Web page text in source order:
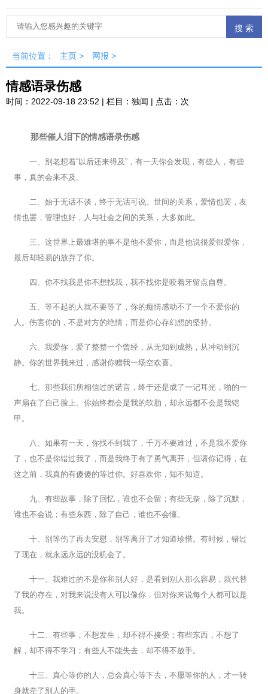
当前位置： 主页 > 网报 >
情感语录伤感
时间：2022-09-18 23:52 | 栏目： 独闻 | 点击： 次
那些催人泪下的情感语录伤感
一、别老想着“以后还来得及”，有一天你会发现，有些人，有些
事，真的会来不及。
二、始于无话不谈，终于无话可说。世间的关系，爱情也罢，友
情也罢，管理也好，人与社会之间的关系，大多如此。
三、这世界上最难堪的事不是他不爱你，而是他说很爱很爱你，
最后却轻易的放弃了你。
四、你不找我是你不想找我，我不找你是咬着牙留点自尊。
五、等不起的人就不要等了，你的痴情感动不了一个不爱你的
人。伤害你的，不是对方的绝情，而是你心存幻想的坚持。
六、我爱你，爱了整整一个曾经，从无知到成熟，从冲动到沉
静。你的世界我来过，感谢你赠我一场空欢喜。
七、那些我们所相信过的诺言，终于还是成了一记耳光，啪的一
声扇在了自己脸上。你始终都会是我的软肋，却永远都不会是我铠
甲。
八、如果有一天，你找不到我了，千万不要难过，不是我不爱你
了，也不是你错过我了，而是我终于有了勇气离开，但请你记得，在
这之前，我真的有傻傻的等过你。好喜欢你，知不知道。
九、有些故事，除了回忆，谁也不会留；有些无奈，除了沉默，
谁也不会说；有些东西，除了自己，谁也不会懂。
十、别等伤了再去安慰，别等离开了才知道珍惜。有时候，错过
了现在，就永远永远的没机会了。
十一、我难过的不是你和别人好，是看到别人那么容易，就代替
了我的存在，对我来说没有人可以像你，但对你来说每个人都可以是
我。
十二、有些事，不想发生，却不得不接受；有些东西，不想了
解，却不得不学习；有些人不能失去，却不得不放手。
十三、真心等你的人，总会真心等下去，不愿等你的人，才一转
身就牵了别人的手。